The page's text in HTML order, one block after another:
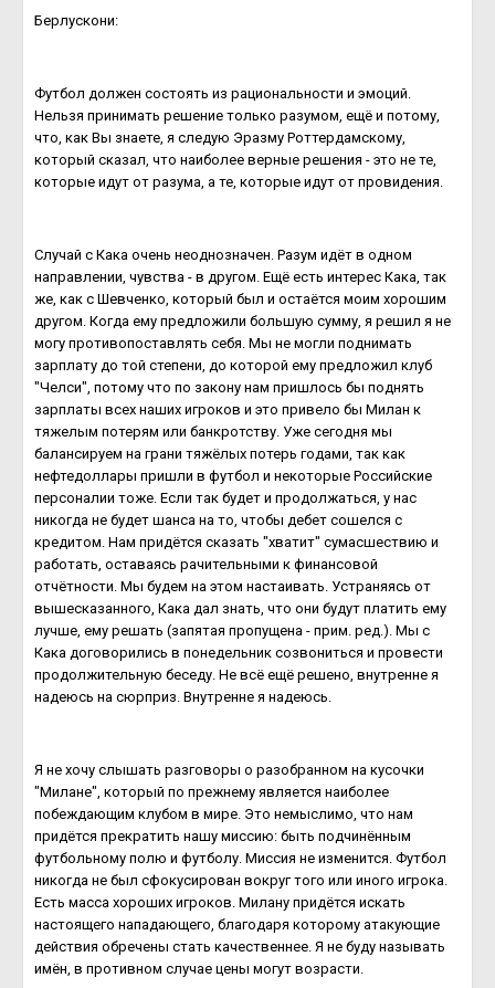
Берлускони:
Футбол должен состоять из рациональности и эмоций.
Нельзя принимать решение только разумом, ещё и потому,
что, как Вы знаете, я следую Эразму Роттердамскому,
который сказал, что наиболее верные решения - это не те,
которые идут от разума, а те, которые идут от провидения.
Случай с Кака очень неоднозначен. Разум идёт в одном
направлении, чувства - в другом. Ещё есть интерес Кака, так
же, как с Шевченко, который был и остаётся моим хорошим
другом. Когда ему предложили большую сумму, я решил я не
могу противопоставлять себя. Мы не могли поднимать
зарплату до той степени, до которой ему предложил клуб
"Челси", потому что по закону нам пришлось бы поднять
зарплаты всех наших игроков и это привело бы Милан к
тяжелым потерям или банкротству. Уже сегодня мы
балансируем на грани тяжёлых потерь годами, так как
нефтедоллары пришли в футбол и некоторые Российские
персоналии тоже. Если так будет и продолжаться, у нас
никогда не будет шанса на то, чтобы дебет сошелся с
кредитом. Нам придётся сказать "хватит" сумасшествию и
работать, оставаясь рачительными к финансовой
отчётности. Мы будем на этом настаивать. Устраняясь от
вышесказанного, Кака дал знать, что они будут платить ему
лучше, ему решать (запятая пропущена - прим. ред.). Мы с
Кака договорились в понедельник созвониться и провести
продолжительную беседу. Не всё ещё решено, внутренне я
надеюсь на сюрприз. Внутренне я надеюсь.
Я не хочу слышать разговоры о разобранном на кусочки
"Милане", который по прежнему является наиболее
побеждающим клубом в мире. Это немыслимо, что нам
придётся прекратить нашу миссию: быть подчинённым
футбольному полю и футболу. Миссия не изменится. Футбол
никогда не был сфокусирован вокруг того или иного игрока.
Есть масса хороших игроков. Милану придётся искать
настоящего нападающего, благодаря которому атакующие
действия обречены стать качественнее. Я не буду называть
имён, в противном случае цены могут возрасти.